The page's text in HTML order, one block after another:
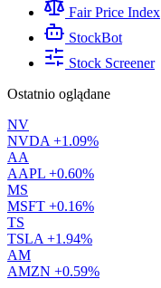
Fair Price Index
StockBot
Stock Screener
Ostatnio oglądane
NV
NVDA +1.09%
AA
AAPL +0.60%
MS
MSFT +0.16%
TS
TSLA +1.94%
AM
AMZN +0.59%